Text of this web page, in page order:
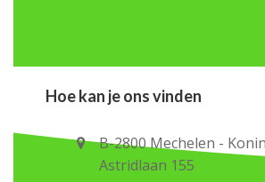
Hoe kan je ons vinden
B-2800 Mechelen -
Astridlaan 155